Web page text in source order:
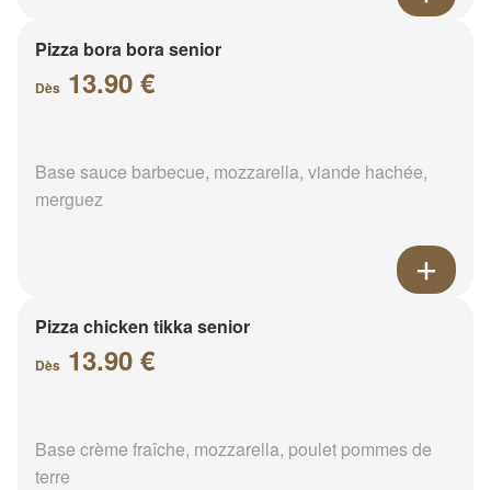
Pizza bora bora senior
Dès 13.90 €
Base sauce barbecue, mozzarella, viande hachée,
merguez
Pizza chicken tikka senior
Dès 13.90 €
Base crème fraîche, mozzarella, poulet pommes de
terre